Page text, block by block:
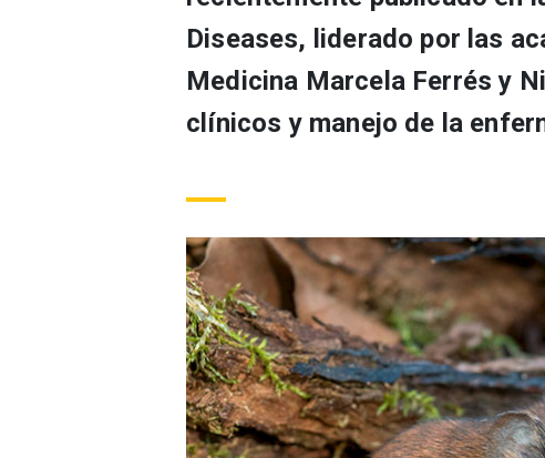
Diseases, liderado por las
Medicina Marcela Ferrés y
clínicos y manejo de la